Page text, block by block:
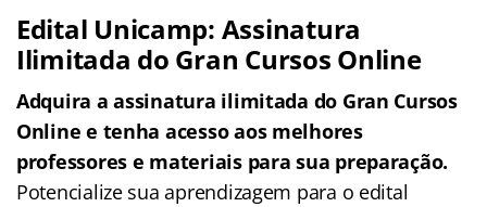
Edital Unicamp: Assinatura
Ilimitada do Gran Cursos Online
Adquira a assinatura ilimitada do Gran Cursos
Online e tenha acesso aos melhores
professores e materiais para sua preparação.
Potencialize sua aprendizagem para o edital